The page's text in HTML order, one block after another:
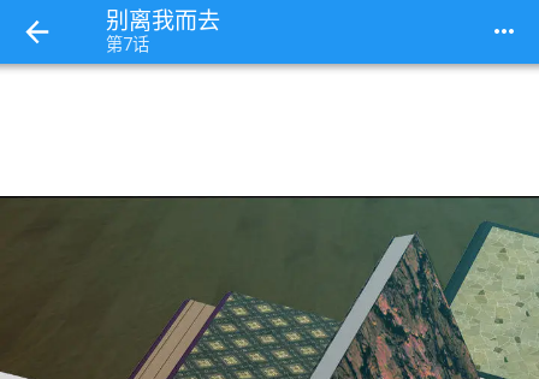
别离我而去
第7话 more_horiz